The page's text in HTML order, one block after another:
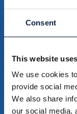
Consent
This website
We use cookies
provide social
We also share
our social media,
Samen
verlengt
jaar
Lees verder